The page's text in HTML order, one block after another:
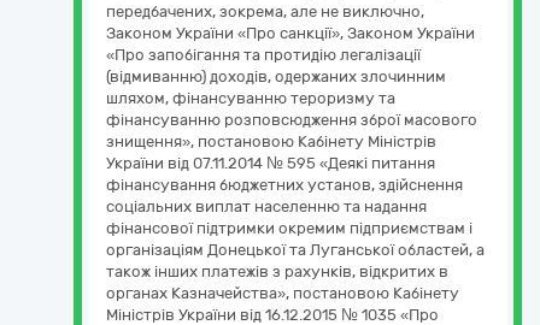
передбачених, зокрема, але не виключно,
Законом України «Про санкції», Законом України
«Про запобігання та протидію легалізації
(відмиванню) доходів, одержаних злочинним
шляхом, фінансуванню тероризму та
фінансуванню розповсюдження зброї масового
знищення», постановою Кабінету Міністрів
України від 07.11.2014 № 595 «Деякі питання
фінансування бюджетних установ, здійснення
соціальних виплат населенню та надання
фінансової підтримки окремим підприємствам і
організаціям Донецької та Луганської областей, а
також інших платежів з рахунків, відкритих в
органах Казначейства», постановою Кабінету
Міністрів України від 16.12.2015 № 1035 «Про